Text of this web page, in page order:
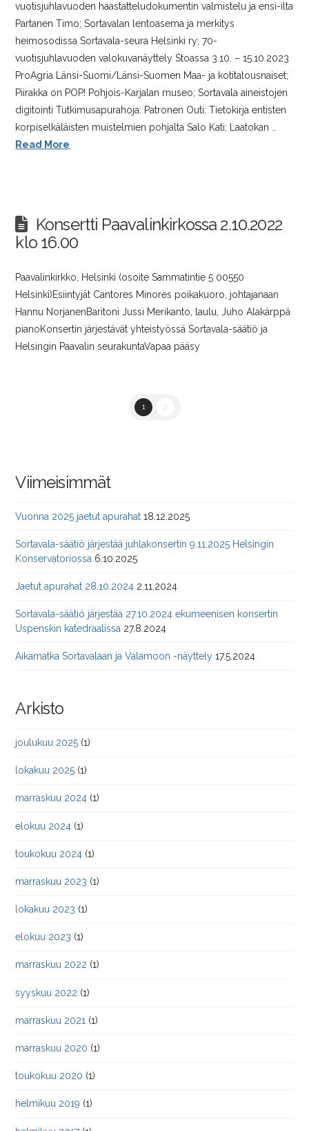
vuotisjuhlavuoden haastatteludokumentin valmistelu ja ensi-ilta
Partanen Timo; Sortavalan lentoasema ja merkitys
heimosodissa Sortavala-seura Helsinki ry; 70-
vuotisjuhlavuoden valokuvanäyttely Stoassa 3.10. – 15.10.2023
ProAgria Länsi-Suomi/Länsi-Suomen Maa- ja kotitalousnaiset;
Piirakka on POP! Pohjois-Karjalan museo; Sortavala aineistojen
digitointi Tutkimusapurahoja: Patronen Outi; Tietokirja entisten
korpiselkäläisten muistelmien pohjalta Salo Kati; Laatokan …
Read More
Konsertti Paavalinkirkossa 2.10.2022
klo 16.00
Paavalinkirkko, Helsinki (osoite Sammatintie 5 00550
Helsinki)Esiintyjät Cantores Minores poikakuoro, johtajanaan
Hannu NorjanenBaritoni Jussi Merikanto, laulu, Juho Alakärppä
pianoKonsertin järjestävät yhteistyössä Sortavala-säätiö ja
Helsingin Paavalin seurakuntaVapaa pääsy
1 2
Viimeisimmät
Vuonna 2025 jaetut apurahat 18.12.2025
Sortavala-säätiö järjestää juhlakonsertin 9.11.2025 Helsingin
Konservatoriossa 6.10.2025
Jaetut apurahat 28.10.2024 2.11.2024
Sortavala-säätiö järjestää 27.10.2024 ekumeenisen konsertin
Uspenskin katedraalissa 27.8.2024
Aikamatka Sortavalaan ja Valamoon -näyttely 17.5.2024
Arkisto
joulukuu 2025 (1)
lokakuu 2025 (1)
marraskuu 2024 (1)
elokuu 2024 (1)
toukokuu 2024 (1)
marraskuu 2023 (1)
lokakuu 2023 (1)
elokuu 2023 (1)
marraskuu 2022 (1)
syyskuu 2022 (1)
marraskuu 2021 (1)
marraskuu 2020 (1)
toukokuu 2020 (1)
helmikuu 2019 (1)